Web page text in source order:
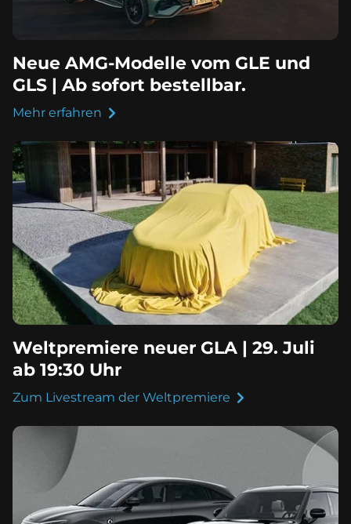
Neue AMG-Modelle vom GLE und
GLS | Ab sofort bestellbar.
Mehr erfahren
Weltpremiere neuer GLA | 29. Juli
ab 19:30 Uhr
Zum Livestream der Weltpremiere